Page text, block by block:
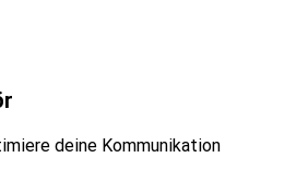
deine Kommunikation